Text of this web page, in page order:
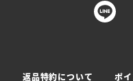
返品特約について ポ